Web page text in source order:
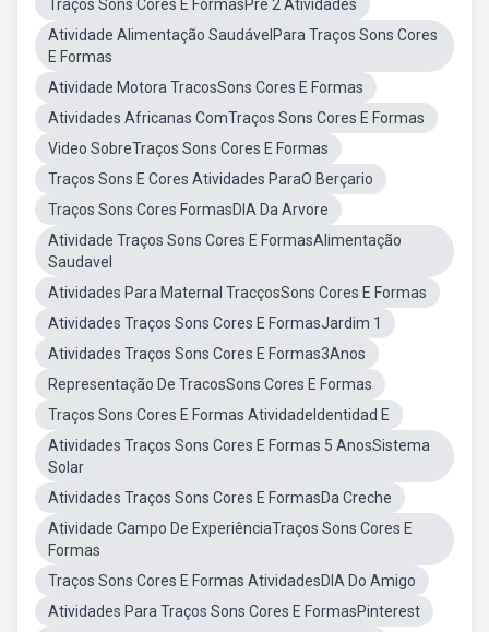
Traços Sons Cores E FormasPre 2 Atividades
Atividade Alimentação SaudávelPara Traços Sons Cores
E Formas
Atividade Motora TracosSons Cores E Formas
Atividades Africanas ComTraços Sons Cores E Formas
Video SobreTraços Sons Cores E Formas
Traços Sons E Cores Atividades ParaO Berçario
Traços Sons Cores FormasDIA Da Arvore
Atividade Traços Sons Cores E FormasAlimentação
Saudavel
Atividades Para Maternal TracçosSons Cores E Formas
Atividades Traços Sons Cores E FormasJardim 1
Atividades Traços Sons Cores E Formas3Anos
Representação De TracosSons Cores E Formas
Traços Sons Cores E Formas AtividadeIdentidad E
Atividades Traços Sons Cores E Formas 5 AnosSistema
Solar
Atividades Traços Sons Cores E FormasDa Creche
Atividade Campo De ExperiênciaTraços Sons Cores E
Formas
Traços Sons Cores E Formas AtividadesDIA Do Amigo
Atividades Para Traços Sons Cores E FormasPinterest